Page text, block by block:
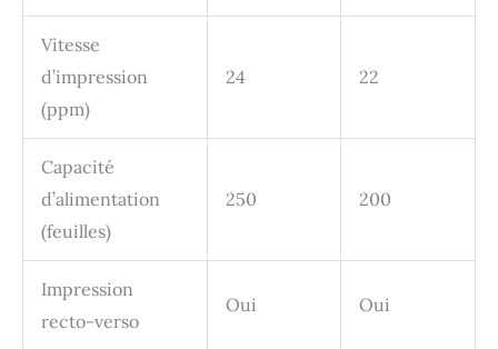
Vitesse
d’impression
(ppm)
24 22
Capacité
d’alimentation
(feuilles)
250 200
Impression
recto-verso
Oui Oui